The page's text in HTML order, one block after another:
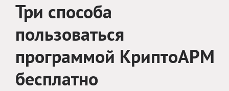
КриптоАРМ ID
Три способа
пользоваться
программой КриптоАРМ
бесплатно